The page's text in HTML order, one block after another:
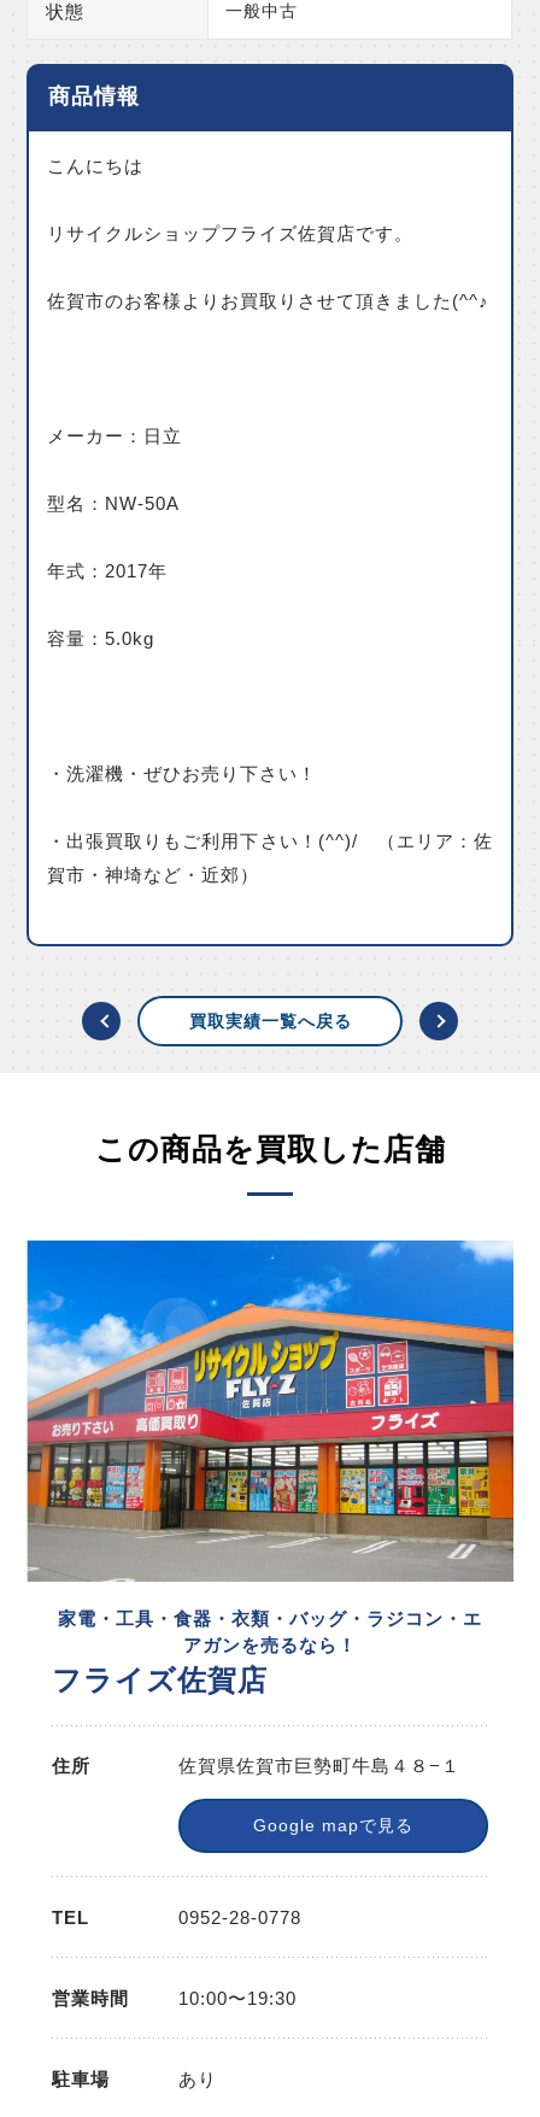
状態 一般中古
商品情報
こんにちは
リサイクルショップフライズ佐賀店です。
佐賀市のお客様よりお買取りさせて頂きました(^^♪
メーカー：日立
型名：NW-50A
年式：2017年
容量：5.0kg
・洗濯機・ぜひお売り下さい！
・出張買取りもご利用下さい！(^^)/ （エリア：佐
賀市・神埼など・近郊）
買取実績一覧へ戻る
この商品を買取した店舗
家電・工具・食器・衣類・バッグ・ラジコン・エ
アガンを売るなら！
フライズ佐賀店
住所 佐賀県佐賀市巨勢町牛島４８−１
Google mapで見る
TEL 0952-28-0778
営業時間 10:00〜19:30
駐車場 あり